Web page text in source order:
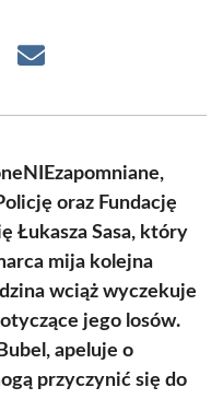
Share
oraz Fundację
Łukasza Sasa, który
mija kolejna
wciąż wyczekuje
jego losów.
apeluje o
przyczynić się do